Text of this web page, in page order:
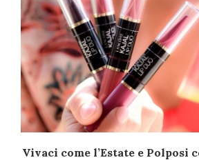
Vivaci come l’Estate e Polposi